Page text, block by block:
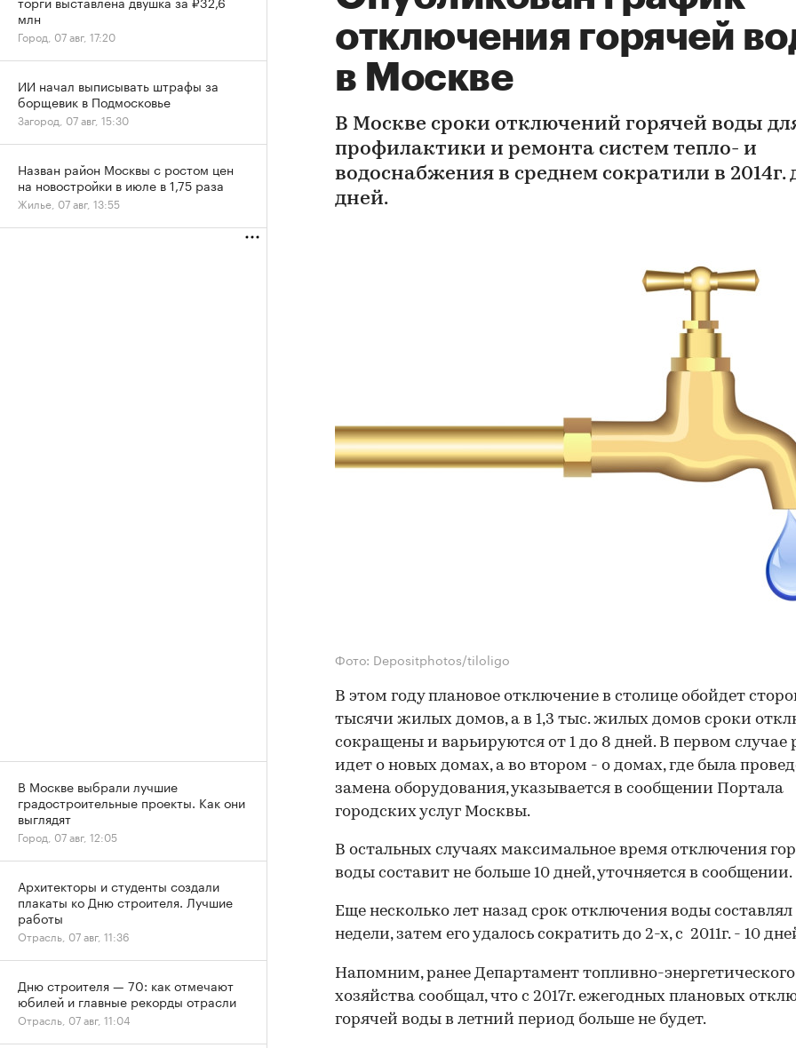
отключения горячей
в Москве
В Москве сроки отключений горячей воды
профилактики и ремонта систем тепло- и
водоснабжения в среднем сократили в 2014г.
дней.
Фото: Depositphotos/tiloligo
В этом году плановое отключение в столице обойдет
тысячи жилых домов, а в 1,3 тыс. жилых домов сроки
сокращены и варьируются от 1 до 8 дней. В первом случае
идет о новых домах, а во втором - о домах, где была
замена оборудования, указывается в сообщении Портала
городских услуг Москвы.
В остальных случаях максимальное время отключения
воды составит не больше 10 дней, уточняется в сообщении.
Еще несколько лет назад срок отключения воды
недели, затем его удалось сократить до 2-х, с 2011г. - 10
Напомним, ранее Департамент топливно-энергетического
хозяйства сообщал, что с 2017г. ежегодных плановых
горячей воды в летний период больше не будет.
млн
Город, 07 авг, 17:20
ИИ начал выписывать штрафы за
борщевик в Подмосковье
Загород, 07 авг, 15:30
Назван район Москвы с ростом цен
на новостройки в июле в 1,75 раза
Жилье, 07 авг, 13:55
В Москве выбрали лучшие
градостроительные проекты. Как они
выглядят
Город, 07 авг, 12:05
Архитекторы и студенты создали
плакаты ко Дню строителя. Лучшие
работы
Отрасль, 07 авг, 11:36
Дню строителя — 70: как отмечают
юбилей и главные рекорды отрасли
Отрасль, 07 авг, 11:04